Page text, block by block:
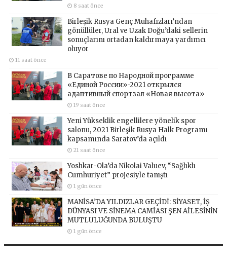
8 saat önce
Birleşik Rusya Genç Muhafızları’ndan
gönüllüler, Ural ve Uzak Doğu’daki sellerin
sonuçlarını ortadan kaldırmaya yardımcı
oluyor
11 saat önce
В Саратове по Народной программе
«Единой России»-2021 открылся
адаптивный спортзал «Новая высота»
19 saat önce
Yeni Yükseklik engellilere yönelik spor
salonu, 2021 Birleşik Rusya Halk Programı
kapsamında Saratov’da açıldı
21 saat önce
Yoshkar-Ola’da Nikolai Valuev, “Sağlıklı
Cumhuriyet” projesiyle tanıştı
1 gün önce
MANİSA’DA YILDIZLAR GEÇİDİ: SİYASET, İŞ
DÜNYASI VE SİNEMA CAMİASI ŞEN AİLESİNİN
MUTLULUĞUNDA BULUŞTU
1 gün önce